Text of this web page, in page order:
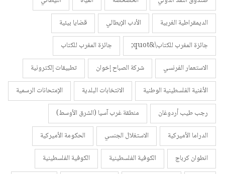
الديمقراطية الغربية
الأدب الإيطالي
قضايا بيئية
جائزة المغرب للكتاب\&quot;
جائزة المغرب للكتاب
الاستعمار الفرنسي
شركة الصباح إخوان
تطبيقات إلكترونية
الأغنية الفلسطينية الوطنية
الانتخابات البلدية
الإمتحانات الرسمية
رجب طيب أردوغان
منطقة غرب آسيا (الشرق الأوسط)
الدراما الأميركية
الاستغلال الجنسي
الحكومة الأميركية
انطوان كرباج
الكوفية الفلسطينية
الكوفية الفلسطينية